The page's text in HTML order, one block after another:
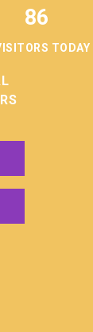
86
TODAY